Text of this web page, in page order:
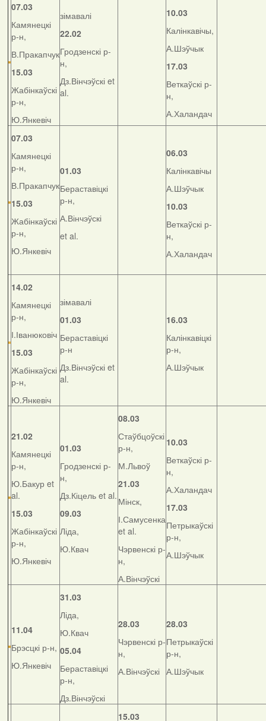
07.03
Камянецкі
р-н,
В.Пракапчук
15.03
Жабінкаўскі
р-н,
Ю.Янкевіч
зімавалі
22.02
Гродзенскі р-
н,
Дз.Вінчэўскі et
al.
10.03
Калінкавічы,
А.Шэўчык
17.03
Веткаўскі р-
н,
А.Халандач
07.03
Камянецкі
р-н,
В.Пракапчук
15.03
Жабінкаўскі
р-н,
Ю.Янкевіч
01.03
Бераставіцкі
р-н,
А.Вінчэўскі
et al.
06.03
Калінкавічы
А.Шэўчык
10.03
Веткаўскі р-
н,
А.Халандач
14.02
Камянецкі
р-н,
І.Іванюковіч
15.03
Жабінкаўскі
р-н,
Ю.Янкевіч
зімавалі
01.03
Бераставіцкі
р-н
Дз.Вінчэўскі et
al.
16.03
Калінкавіцкі
р-н,
А.Шэўчык
21.02
Камянецкі
р-н,
Ю.Бакур et
al.
15.03
Жабінкаўскі
р-н,
Ю.Янкевіч
01.03
Гродзенскі р-
н,
Дз.Кіцель et al.
09.03
Ліда,
Ю.Квач
08.03
Стаўбцоўскі
р-н,
М.Львоў
21.03
Мінск,
І.Самусенка
et al.
Чэрвенскі р-
н,
А.Вінчэўскі
10.03
Веткаўскі р-
н,
А.Халандач
17.03
Петрыкаўскі
р-н,
А.Шэўчык
11.04
Брэсцкі р-н,
Ю.Янкевіч
31.03
Ліда,
Ю.Квач
05.04
Бераставіцкі
р-н,
Дз.Вінчэўскі
28.03
Чэрвенскі р-
н,
А.Вінчэўскі
28.03
Петрыкаўскі
р-н,
А.Шэўчык
15.03